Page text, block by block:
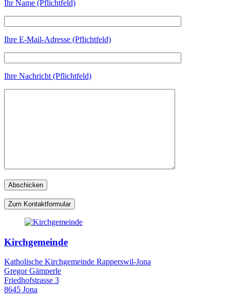
Ihr Name (Pflichtfeld)
Ihre E-Mail-Adresse (Pflichtfeld)
Ihre Nachricht (Pflichtfeld)
Zum Kontaktformular
Kirchgemeinde
Katholische Kirchgemeinde Rapperswil-Jona
Gregor Gämperle
Friedhofstrasse 3
8645 Jona